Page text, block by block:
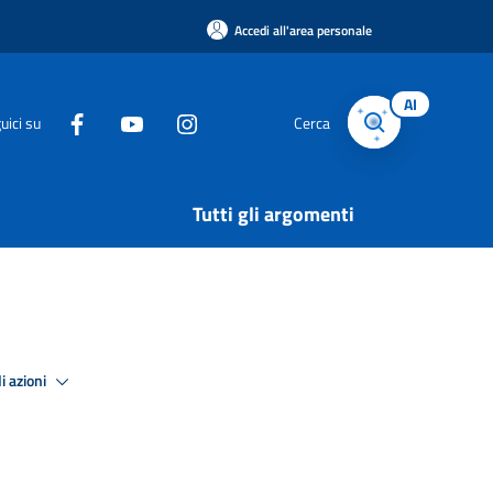
Accedi all'area personale
su Cerca
AI
Tutti gli argomenti
azioni